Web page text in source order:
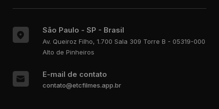
São Paulo - SP - Brasil
Av. Queiroz Filho, 1.700 Sala 309 Torre B - 05319-000
Alto de Pinheiros
E-mail de contato
contato@etcfilmes.app.br